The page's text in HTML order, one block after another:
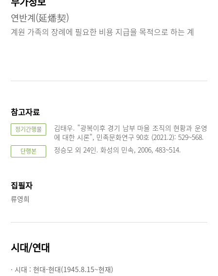
연반계(延燔契)
계원 가족의 장례에 필요한 비용 지급을 목적으로 하는 계
참고자료
정기간행물
김태우. "광복이후 경기 남부 마을 조직의 현황과 운영
에 대한 시론", 민족문화연구 90호 (2021.2): 529~568.
단행본 정승모 외 24인. 화성의 민속, 2006, 483~514.
집필자
류영희
시대/연대
· 시대 :현대-현대(1945.8.15~현재)